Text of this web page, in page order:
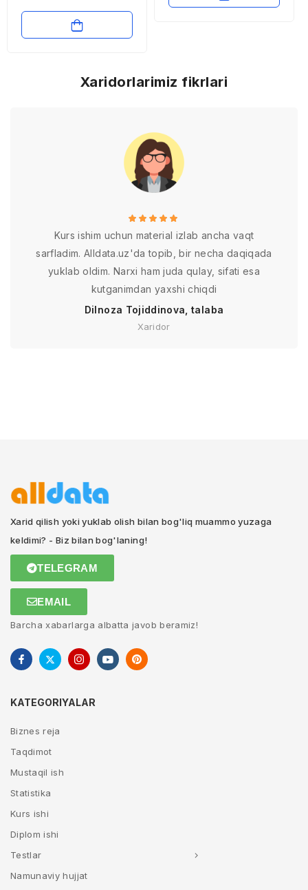
Xaridorlarimiz fikrlari
Kurs ishim uchun material izlab ancha vaqt
sarfladim. Alldata.uz'da topib, bir necha daqiqada
yuklab oldim. Narxi ham juda qulay, sifati esa
kutganimdan yaxshi chiqdi
Dilnoza Tojiddinova, talaba
Xaridor
Xarid qilish yoki yuklab olish bilan bog'liq muammo yuzaga
keldimi? - Biz bilan bog'laning!
TELEGRAM
EMAIL
Barcha xabarlarga albatta javob beramiz!
KATEGORIYALAR
Biznes reja
Taqdimot
Mustaqil ish
Statistika
Kurs ishi
Diplom ishi
Testlar
Namunaviy hujjat